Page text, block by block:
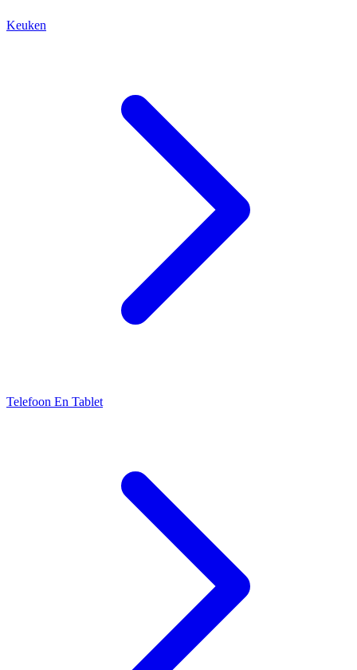
Keuken
Telefoon En Tablet